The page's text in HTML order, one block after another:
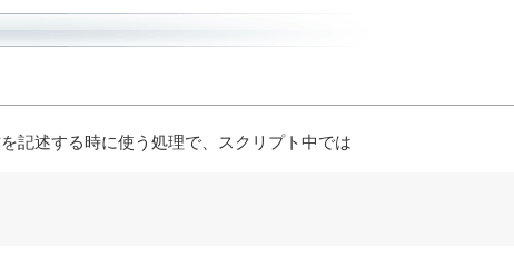
記述する時に使う処理で、スクリプト中では